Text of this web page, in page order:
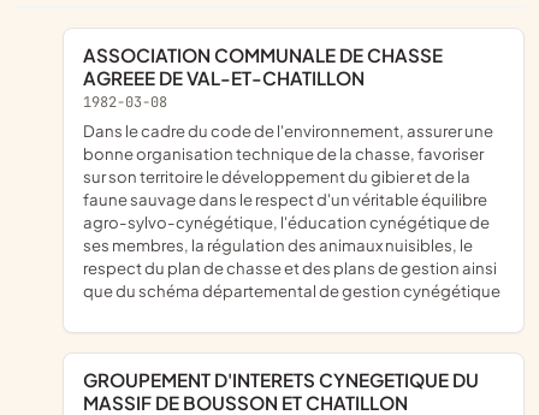
ASSOCIATION COMMUNALE DE CHASSE
AGREEE DE VAL-ET-CHATILLON
1982-03-08
dans le cadre du code de l'environnement, assurer une
bonne organisation technique de la chasse, favoriser
sur son territoire le développement du gibier et de la
faune sauvage dans le respect d'un véritable équilibre
agro-sylvo-cynégétique, l'éducation cynégétique de
ses membres, la régulation des animaux nuisibles, le
respect du plan de chasse et des plans de gestion ainsi
que du schéma départemental de gestion cynégétique
GROUPEMENT D'INTERETS CYNEGETIQUE DU
MASSIF DE BOUSSON ET CHATILLON